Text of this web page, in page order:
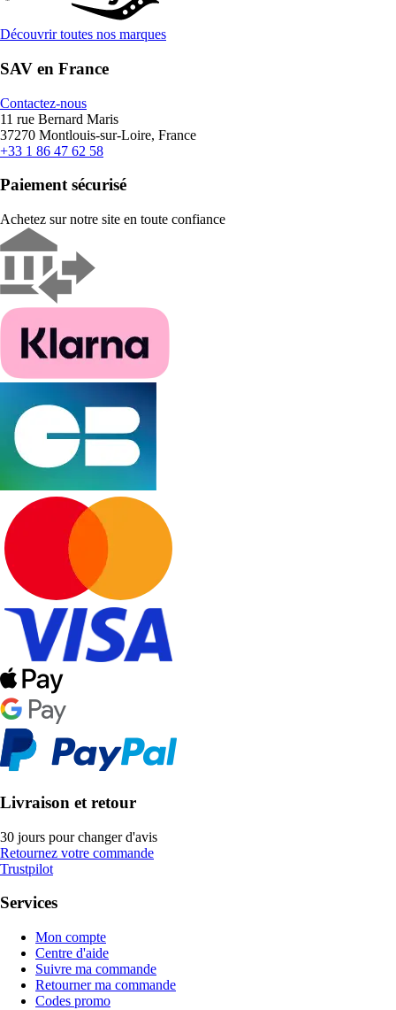
Découvrir toutes nos marques
SAV en France
Contactez-nous
11 rue Bernard Maris
37270 Montlouis-sur-Loire, France
+33 1 86 47 62 58
Paiement sécurisé
Achetez sur notre site en toute confiance
Livraison et retour
30 jours pour changer d'avis
Retournez votre commande
Trustpilot
Services
Mon compte
Centre d'aide
Suivre ma commande
Retourner ma commande
Codes promo